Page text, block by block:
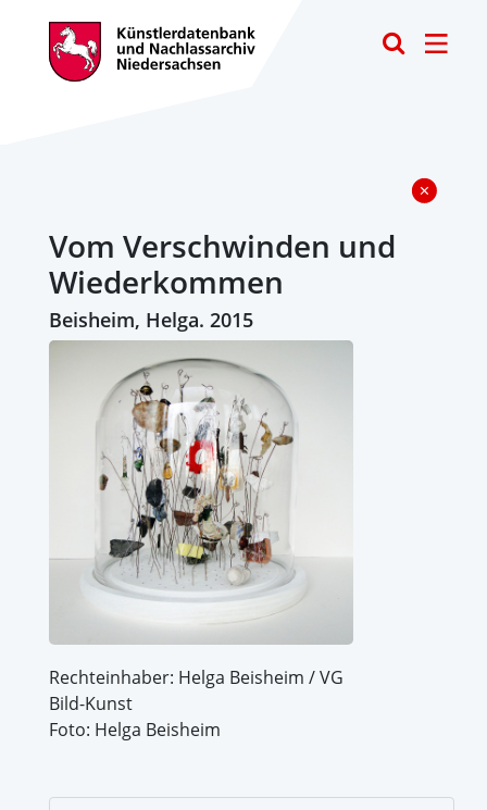
Vom Verschwinden und
Wiederkommen
Beisheim, Helga. 2015
Rechteinhaber: Helga Beisheim / VG
Bild-Kunst
Foto: Helga Beisheim